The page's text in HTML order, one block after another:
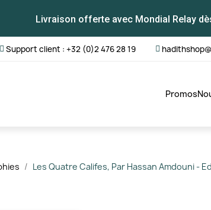
Livraison offerte avec Mondial Relay
Support client : +32 (0)2 476 28 19
Promos
Les Quatre Califes, Par Hassan Amdouni -